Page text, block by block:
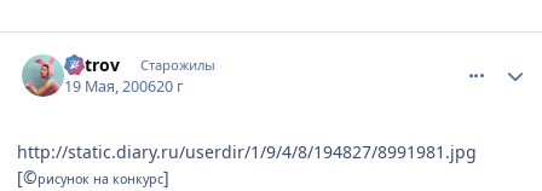
Vetrov Старожилы
19 Мая, 200620 г
http://static.diary.ru/userdir/1/9/4/8/194827/8991981.jpg
[©рисунок на конкурс]